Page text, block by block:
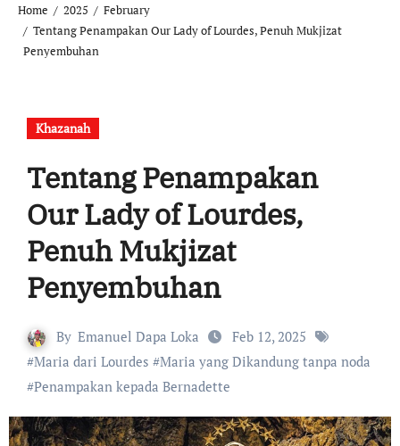
Home 2025
February
Tentang Penampakan Our Lady of Lourdes, Penuh Mukjizat
Penyembuhan
Khazanah
Tentang Penampakan
Our Lady of Lourdes,
Penuh Mukjizat
Penyembuhan
By Emanuel Dapa Loka
Feb 12, 2025
#Maria dari Lourdes #Maria yang Dikandung tanpa noda
#Penampakan kepada Bernadette